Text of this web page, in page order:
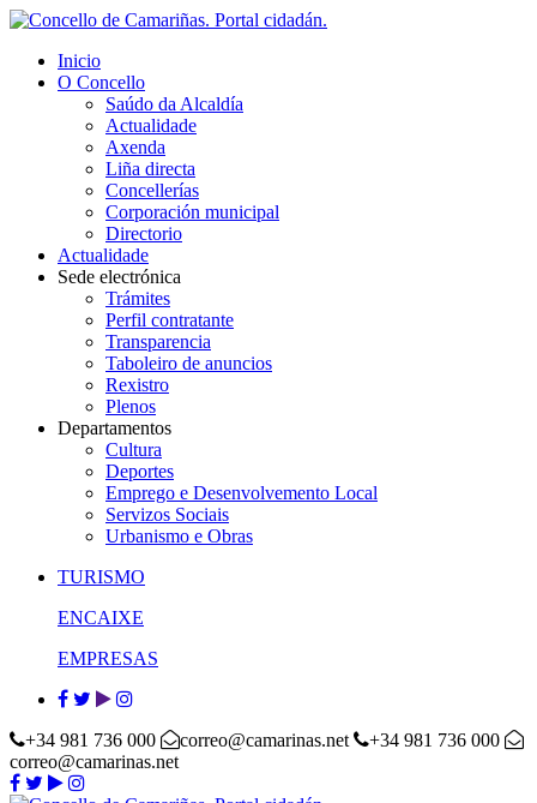
Inicio
O Concello
Saúdo da Alcaldía
Actualidade
Axenda
Liña directa
Concellerías
Corporación municipal
Directorio
Actualidade
Sede electrónica
Trámites
Perfil contratante
Transparencia
Taboleiro de anuncios
Rexistro
Plenos
Departamentos
Cultura
Deportes
Emprego e Desenvolvemento Local
Servizos Sociais
Urbanismo e Obras
TURISMO
ENCAIXE
EMPRESAS
+34 981 736 000 correo@camarinas.net
+34 981 736 000
correo@camarinas.net